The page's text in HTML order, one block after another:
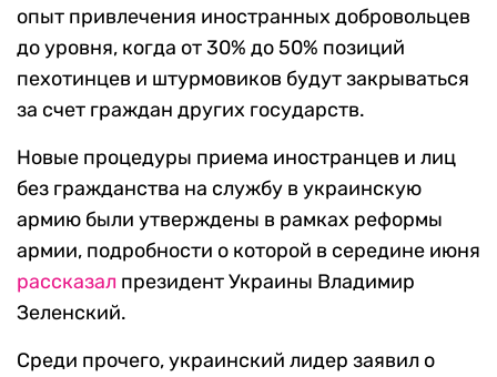
опыт привлечения иностранных добровольцев
до уровня, когда от 30% до 50% позиций
пехотинцев и штурмовиков будут закрываться
за счет граждан других государств.
Новые процедуры приема иностранцев и лиц
без гражданства на службу в украинскую
армию были утверждены в рамках реформы
армии, подробности о которой в середине июня
рассказал президент Украины Владимир
Зеленский.
Среди прочего, украинский лидер заявил о